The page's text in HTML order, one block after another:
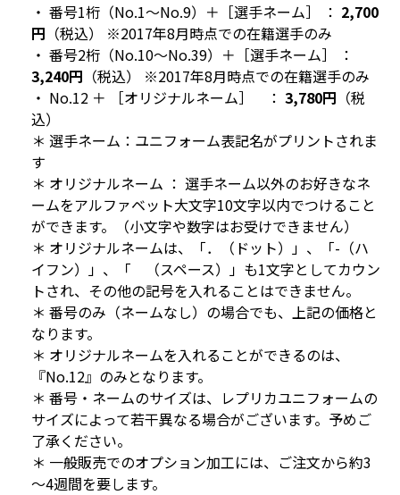
・ 番号1桁（No.1～No.9）＋［選手ネーム］ ： 2,700
円 （税込） ※2017年8月時点での在籍選手のみ
・ 番号2桁（No.10～No.39）＋［選手ネーム］ ：
3,240円 （税込） ※2017年8月時点での在籍選手のみ
・ No.12 ＋ ［オリジナルネーム］ ： 3,780円 （税
込）
＊ 選手ネーム：ユニフォーム表記名がプリントされま
す
＊ オリジナルネーム ： 選手ネーム以外のお好きなネ
ームをアルファベット大文字10文字以内でつけること
ができます。（小文字や数字はお受けできません）
＊ オリジナルネームは、「．（ドット）」、「-（ハ
イフン）」、「 （スペース）」も1文字としてカウン
トされ、その他の記号を入れることはできません。
＊ 番号のみ（ネームなし）の場合でも、上記の価格と
なります。
＊ オリジナルネームを入れることができるのは、
『No.12』のみとなります。
＊ 番号・ネームのサイズは、レプリカユニフォームの
サイズによって若干異なる場合がございます。予めご
了承ください。
＊ 一般販売でのオプション加工には、ご注文から約3
～4週間を要します。